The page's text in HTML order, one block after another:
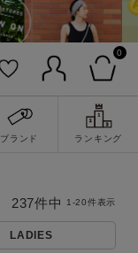
0
ブランド ランキング
LADIES
237件中 1-20件表示